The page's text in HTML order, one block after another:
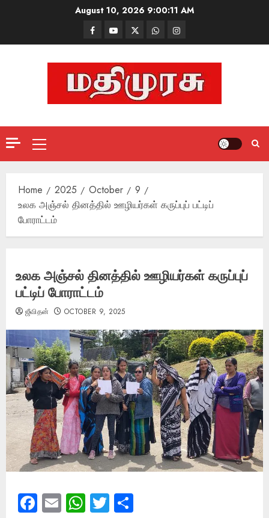
August 10, 2026 9:00:12 AM
FacebookMathemurasu
TV
TwitterWhatsAppInstagram
Primary
Menu
Home 2025 October
9
உலக அஞ்சல் தினத்தில் ஊழியர்கள் கருப்புப் பட்டிப்
போராட்டம்
உலக அஞ்சல் தினத்தில் ஊழியர்கள் கருப்புப்
பட்டிப் போராட்டம்
ஜீவிதன் OCTOBER 9, 2025
Facebook
EmailWhatsApp
Twitter